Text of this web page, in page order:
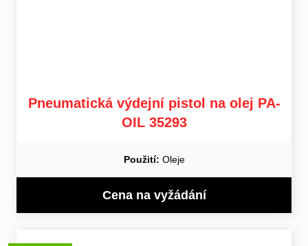
Pneumatická výdejní pistol na olej PA-
OIL 35293
Použití: Oleje
Cena na vyžádání